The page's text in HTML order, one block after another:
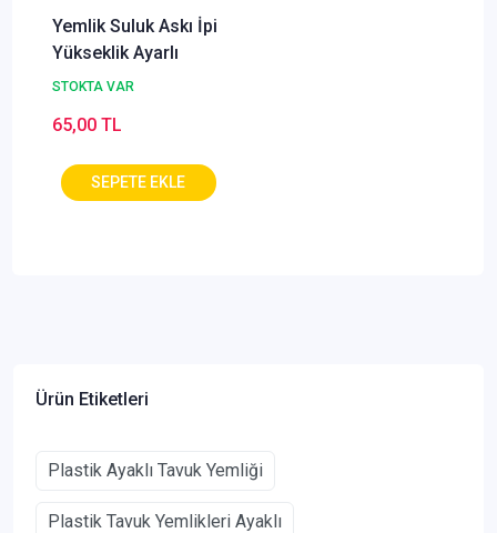
Yemlik Suluk Askı İpi
Yükseklik Ayarlı
STOKTA VAR
65,00 TL
Ürün Etiketleri
Plastik Ayaklı Tavuk Yemliği
Plastik Tavuk Yemlikleri Ayaklı